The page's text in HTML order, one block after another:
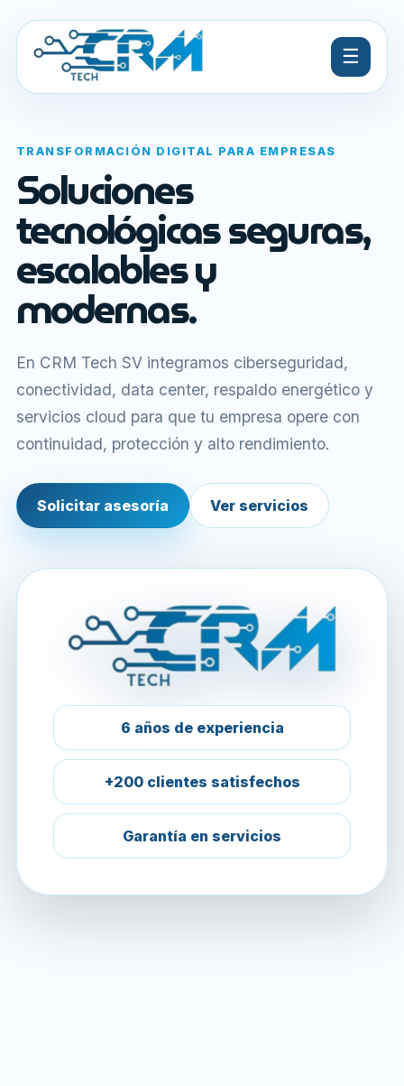
☰
TRANSFORMACIÓN DIGITAL PARA EMPRESAS
Soluciones
tecnológicas seguras,
escalables y
modernas.
En CRM Tech SV integramos ciberseguridad,
conectividad, data center, respaldo energético y
servicios cloud para que tu empresa opere con
continuidad, protección y alto rendimiento.
Solicitar asesoría Ver servicios
6 años de experiencia
+200 clientes satisfechos
Garantía en servicios